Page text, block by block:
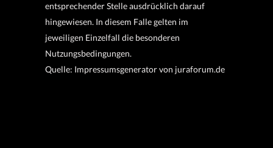
entsprechender Stelle ausdrücklich darauf
hingewiesen. In diesem Falle gelten im
jeweiligen Einzelfall die besonderen
Nutzungsbedingungen.
Quelle: Impressumsgenerator von juraforum.de